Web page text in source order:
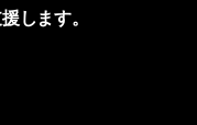
します。